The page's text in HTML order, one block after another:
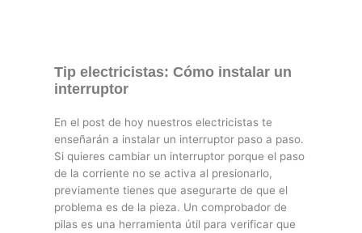
Tip electricistas: Cómo instalar un
interruptor
En el post de hoy nuestros electricistas te
enseñarán a instalar un interruptor paso a paso.
Si quieres cambiar un interruptor porque el paso
de la corriente no se activa al presionarlo,
previamente tienes que asegurarte de que el
problema es de la pieza. Un comprobador de
pilas es una herramienta útil para verificar que